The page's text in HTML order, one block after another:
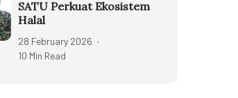
SATU Perkuat Ekosistem
Halal
28 February 2026
10 Min Read